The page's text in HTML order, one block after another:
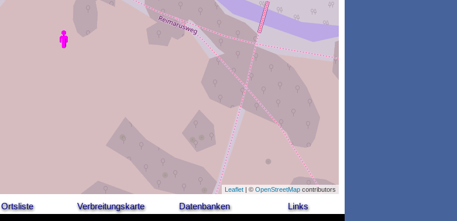
Leaflet | © OpenStreetMap contributors
Ortsliste Verbreitungskarte Datenbanken Links